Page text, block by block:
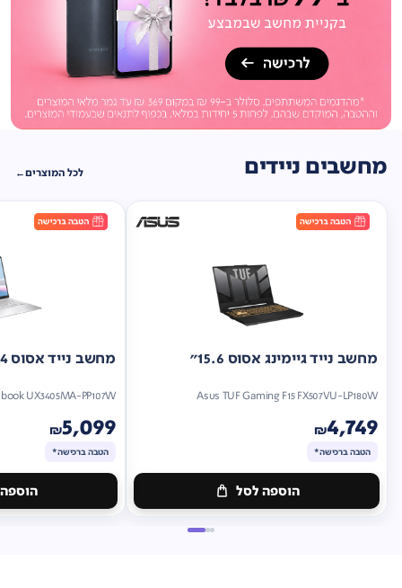
מחשבים ניידים לכל המוצרים
מחשב נייד גיימינג אסוס 15.6"
Asus TUF Gaming F15 FX507VU-LP180W
₪4,749
הטבה ברכישה*
הוספה לסל
מחשב נייד אסוס 14"
UX3405MA-PP107W
₪5,099
הטבה ברכישה*